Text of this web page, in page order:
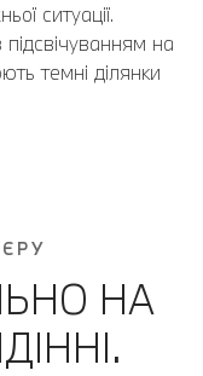
ситуації.
на
темні ділянки
НА